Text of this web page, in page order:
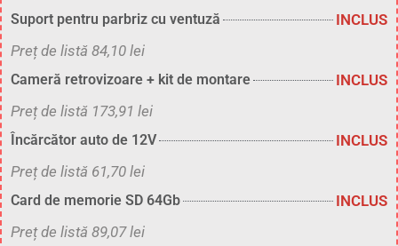
Suport pentru parbriz cu ventuză
INCLUS
Preț de listă 84,10 lei
Cameră retrovizoare + kit de montare
INCLUS
Preț de listă 173,91 lei
Încărcător auto de 12V
INCLUS
Preț de listă 61,70 lei
Card de memorie SD 64Gb
INCLUS
Preț de listă 89,07 lei